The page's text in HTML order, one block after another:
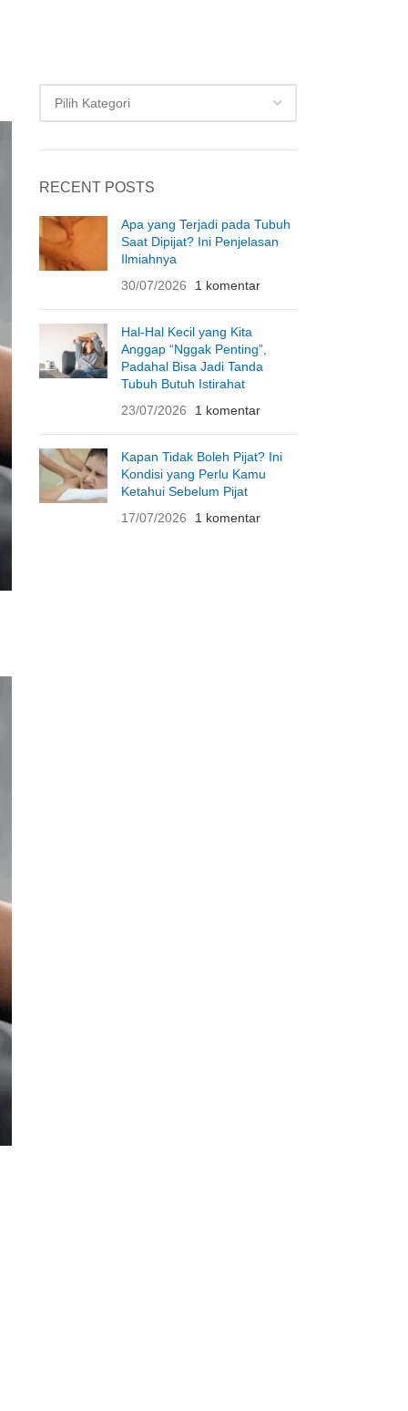
RECENT POSTS
Apa yang Terjadi pada Tubuh
Saat Dipijat? Ini Penjelasan
Ilmiahnya
30/07/2026
1 komentar
Hal-Hal Kecil yang Kita
Anggap “Nggak Penting”,
Padahal Bisa Jadi Tanda
Tubuh Butuh Istirahat
23/07/2026
1 komentar
Kapan Tidak Boleh Pijat? Ini
Kondisi yang Perlu Kamu
Ketahui Sebelum Pijat
17/07/2026
1 komentar